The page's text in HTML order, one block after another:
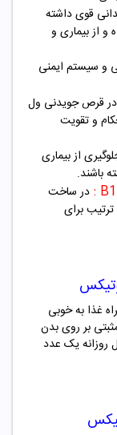
قوی داشته
و از بیماری و
و سیستم ایمنی
در قرص جویدنی ول
و تقویت
از بیماری
باشند.
در ساخت
برای
غذا به خوبی
بر روی بدن
کودکان گروه سنی 4 الی 12 سال روزانه یک عدد